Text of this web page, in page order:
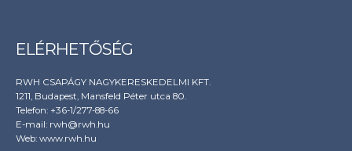
ELÉRHETŐSÉG
RWH CSAPÁGY NAGYKERESKEDELMI KFT.
1211, Budapest, Mansfeld Péter utca 80.
Telefon: +36-1/277-88-66
E-mail: rwh@rwh.hu
Web: www.rwh.hu